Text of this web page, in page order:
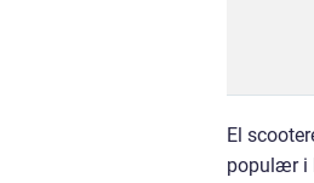
El
populær i